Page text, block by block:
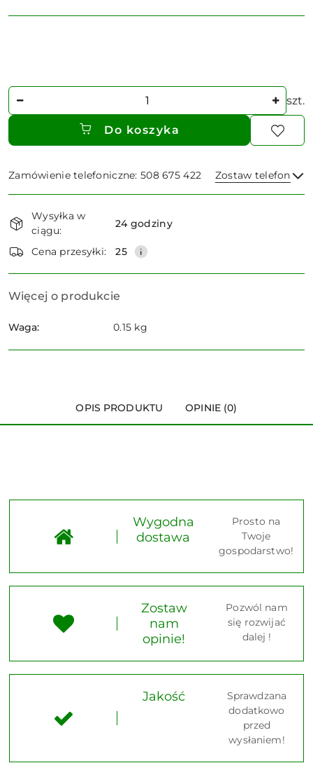
Ilość szt.
Do koszyka
Zamówienie telefoniczne: 508 675 422 Zostaw telefon
i
dostawa
Wysyłka w
ciągu:
24 godziny
Cena przesyłki: 25
Więcej o produkcie
Waga: 0.15 kg
OPIS PRODUKTU OPINIE (0)
Wygodna
dostawa
Prosto na
Twoje
gospodarstwo!
Zostaw
nam
opinie!
Pozwól nam
się rozwijać
dalej !
Jakość
Sprawdzana
dodatkowo
przed
wysłaniem!